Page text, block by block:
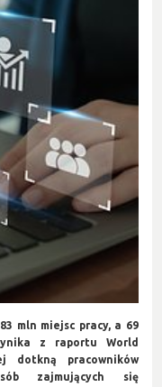
mln miejsc pracy, a 69
z raportu World
dotkną pracowników
zajmujących się